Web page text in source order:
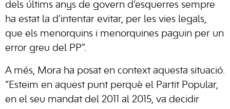
dels últims anys de govern d’esquerres sempre
ha estat la d’intentar evitar, per les vies legals,
que els menorquins i menorquines paguin per un
error greu del PP”.
A més, Mora ha posat en context aquesta situació.
“Esteim en aquest punt perquè el Partit Popular,
en el seu mandat del 2011 al 2015, va decidir